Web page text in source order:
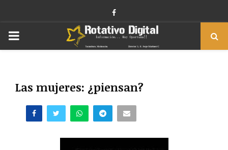
Facebook
PRIMARY
Las mujeres: ¿piensan?